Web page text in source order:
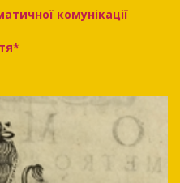
комунікації